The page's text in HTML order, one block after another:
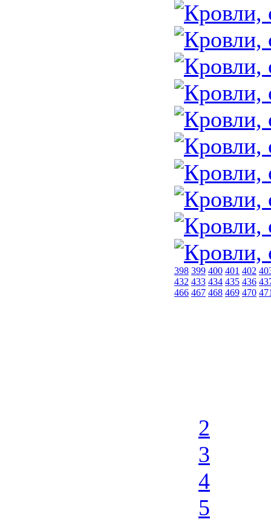
398 399 400 401 402
432 433 434 435 436
466 467 468 469 470
2
3
4
5